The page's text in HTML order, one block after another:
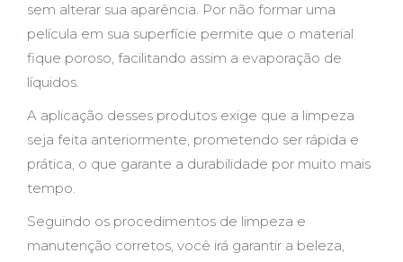
sem alterar sua aparência. Por não formar uma
película em sua superfície permite que o material
fique poroso, facilitando assim a evaporação de
líquidos.
A aplicação desses produtos exige que a limpeza
seja feita anteriormente, prometendo ser rápida e
prática, o que garante a durabilidade por muito mais
tempo.
Seguindo os procedimentos de limpeza e
manutenção corretos, você irá garantir a beleza,